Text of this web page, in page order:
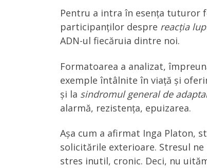
Pentru a intra în esența tuturor
participanților despre reacția
ADN-ul fiecăruia dintre noi.
Formatoarea a analizat,
exemple întâlnite în viață și
și la sindromul general de
alarmă, rezistența, epuizarea.
Așa cum a afirmat Inga Platon,
solicitările exterioare. Stresul
stres inutil, cronic. Deci, nu